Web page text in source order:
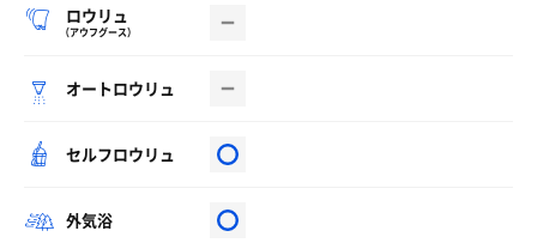
ロウリュ
（アウフグース）
オートロウリュ
セルフロウリュ
外気浴